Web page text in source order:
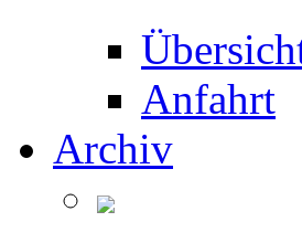
Anfahrt
Archiv